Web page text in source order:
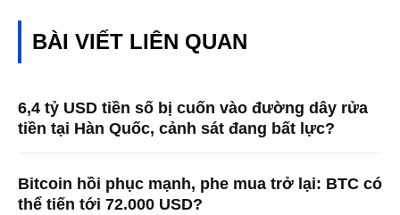
BÀI VIẾT LIÊN QUAN
6,4 tỷ USD tiền số bị cuốn vào đường dây rửa
tiền tại Hàn Quốc, cảnh sát đang bất lực?
Bitcoin hồi phục mạnh, phe mua trở lại: BTC có
thể tiến tới 72.000 USD?